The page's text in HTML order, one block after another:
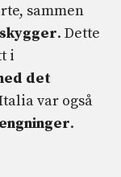
sammen
. Dette
i
det
var også
.